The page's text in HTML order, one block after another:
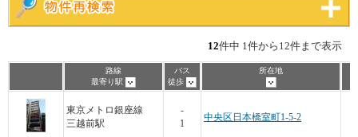
12件中 1件から12件まで表示
路線
最寄り駅
バス
徒歩
所在地
東京メトロ銀座線
三越前駅
-
1
中央区日本橋室町1-5-2